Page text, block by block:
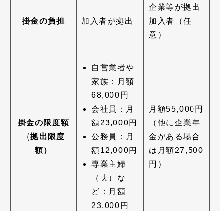
掛金の負担 加入者が拠出
企業等が拠出
加入者（任
意）
掛金の限度額
（拠出限度
額）
自営業者や
家族：月額
68,000円
会社員：月
額23,000円
公務員：月
額12,000円
専業主婦
（夫）な
ど：月額
23,000円
月額55,000円
（他に企業年
金がある場合
は月額27,500
円）